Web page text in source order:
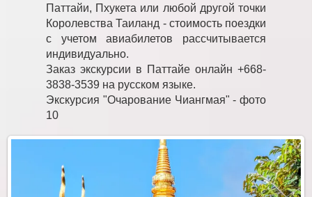
Паттайи, Пхукета или любой другой точки
Королевства Таиланд - стоимость поездки
с учетом авиабилетов рассчитывается
индивидуально.
Заказ экскурсии в Паттайе онлайн +668-
3838-3539 на русском языке.
Экскурсия "Очарование Чиангмая" - фото
10